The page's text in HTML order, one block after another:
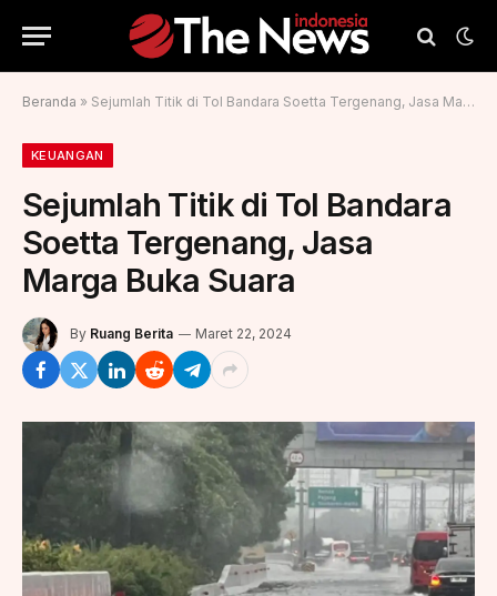
Beranda » Sejumlah Titik di Tol Bandara Soetta Tergenang, Jasa Marga Buka Suara
KEUANGAN
Sejumlah Titik di Tol Bandara
Soetta Tergenang, Jasa
Marga Buka Suara
By Ruang Berita Maret 22, 2024